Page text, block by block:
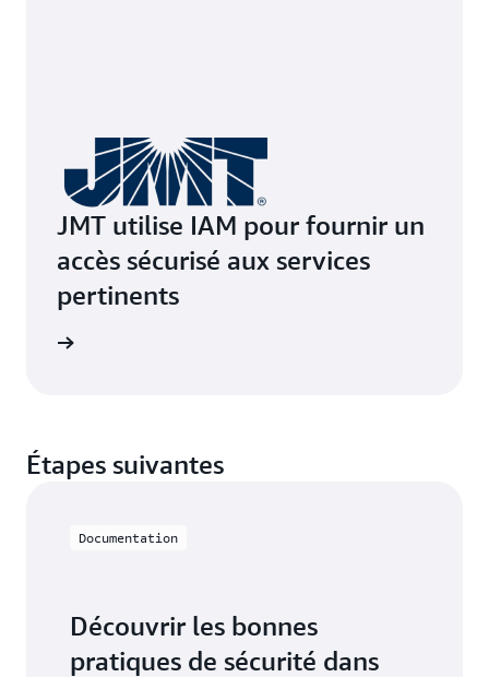
JMT utilise IAM pour fournir un
accès sécurisé aux services
pertinents
Étapes suivantes
Documentation
Découvrir les bonnes
pratiques de sécurité dans